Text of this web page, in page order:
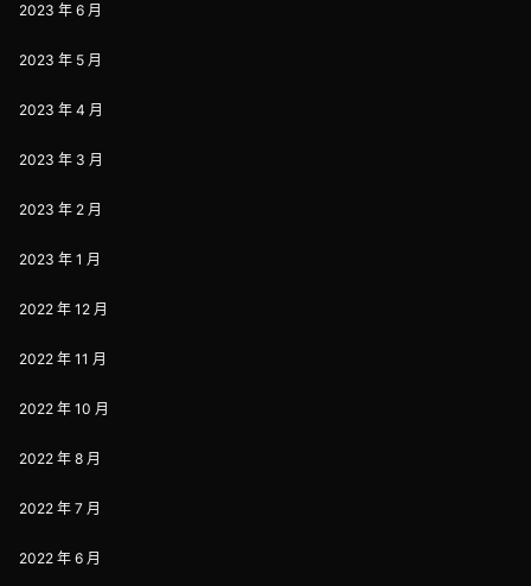
2023 年 6 月
2023 年 5 月
2023 年 4 月
2023 年 3 月
2023 年 2 月
2023 年 1 月
2022 年 12 月
2022 年 11 月
2022 年 10 月
2022 年 8 月
2022 年 7 月
2022 年 6 月